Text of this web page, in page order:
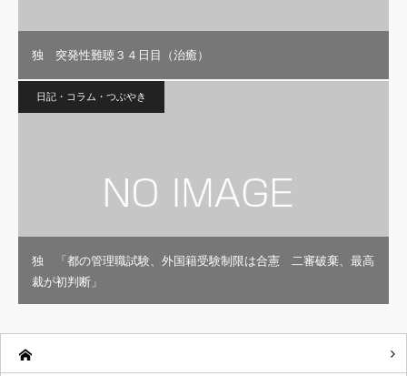
独 突発性難聴３４日目（治癒）
日記・コラム・つぶやき
独 「都の管理職試験、外国籍受験制限は合憲 二審破棄、最高
裁が初判断」